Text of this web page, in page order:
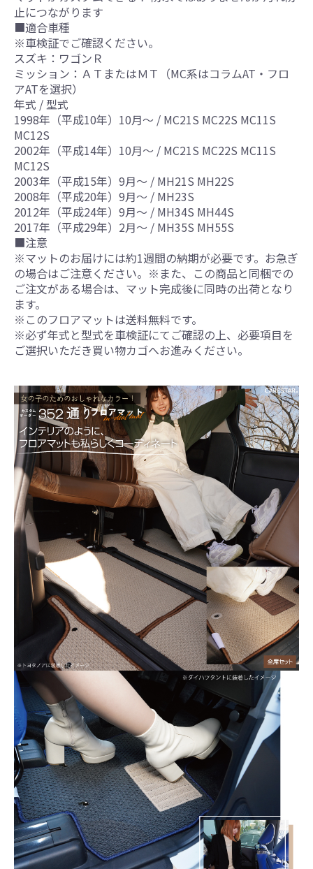
止につながります
■適合車種
※車検証でご確認ください。
スズキ：ワゴンＲ
ミッション：ＡＴまたはＭＴ（MC系はコラムAT・フロ
アATを選択）
年式 / 型式
1998年（平成10年）10月～ / MC21S MC22S MC11S
MC12S
2002年（平成14年）10月～ / MC21S MC22S MC11S
MC12S
2003年（平成15年）9月～ / MH21S MH22S
2008年（平成20年）9月～ / MH23S
2012年（平成24年）9月～ / MH34S MH44S
2017年（平成29年）2月～ / MH35S MH55S
■注意
※マットのお届けには約1週間の納期が必要です。お急ぎ
の場合はご注意ください。※また、この商品と同梱での
ご注文がある場合は、マット完成後に同時の出荷となり
ます。
※このフロアマットは送料無料です。
※必ず年式と型式を車検証にてご確認の上、必要項目を
ご選択いただき買い物カゴへお進みください。